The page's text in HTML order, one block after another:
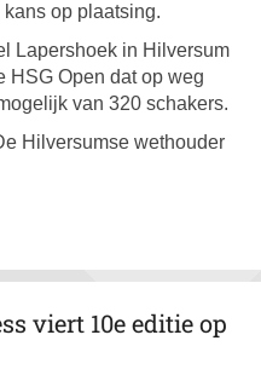
op plaatsing.
Lapershoek in Hilversum
HSG Open dat op weg
van 320 schakers.
Hilversumse wethouder
viert 10e editie op